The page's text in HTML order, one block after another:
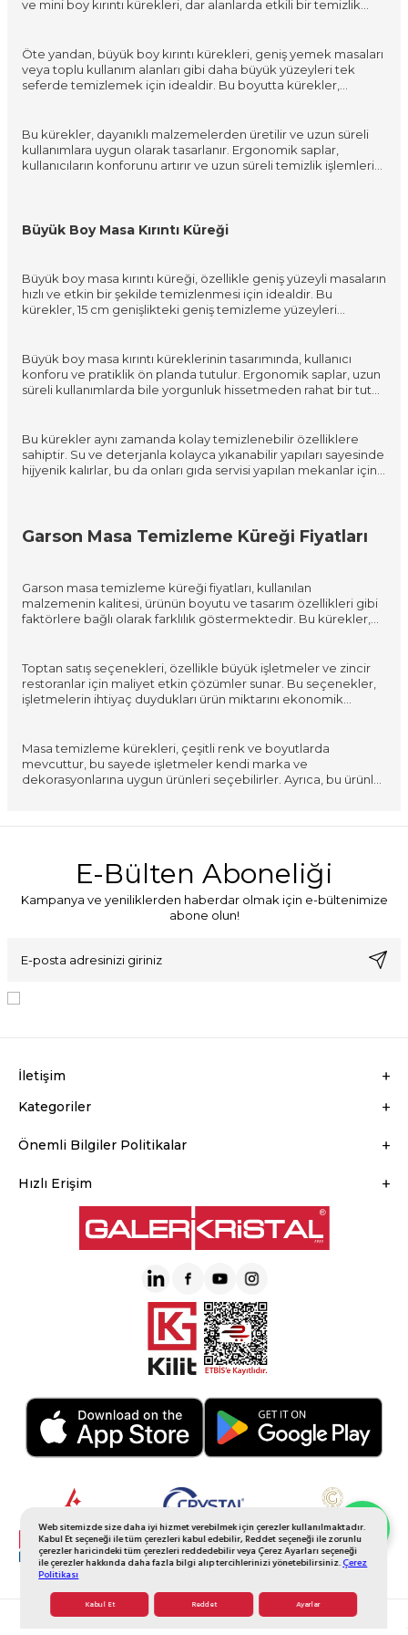
Web sitemizde size daha iyi hizmet verebilmek için çerezler kullanılmaktadır.
Kabul Et seçeneği ile tüm çerezleri kabul edebilir, Reddet seçeneği ile zorunlu
çerezler haricindeki tüm çerezleri reddedebilir veya Çerez Ayarları seçeneği
ile çerezler hakkında daha fazla bilgi alıp tercihlerinizi yönetebilirsiniz.Çerez
Politikası
Kabul Et Reddet Ayarlar
ve mini boy kırıntı kürekleri, dar alanlarda etkili bir temizlik
mükemmeldir, çünkü dar masalar arasında kolayca manevra
yapılmasına olanak tanır ve hızlı bir şekilde temizlik yapılmasını
sağlar.
Öte yandan, büyük boy kırıntı kürekleri, geniş yemek masaları
veya toplu kullanım alanları gibi daha büyük yüzeyleri tek
seferde temizlemek için idealdir. Bu boyutta kürekler,
büyük masaları tek geçişte temizleyerek zaman ve emek
tasarrufu sağlar.
Bu kürekler, dayanıklı malzemelerden üretilir ve uzun süreli
kullanımlara uygun olarak tasarlanır. Ergonomik saplar,
kullanıcıların konforunu artırır ve uzun süreli temizlik işlemleri
kullanılabilir. Tüm bu özellikler, kırıntı küreklerini horeca
Büyük Boy Masa Kırıntı Küreği
Büyük boy masa kırıntı küreği, özellikle geniş yüzeyli masaların
hızlı ve etkin bir şekilde temizlenmesi için idealdir. Bu
kürekler, 15 cm genişlikteki geniş temizleme yüzeyleri
malzemelerle üretilen bu ürünler, zorlu kullanım koşullarına
dayanıklıdır ve uzun ömürlü bir kullanım sunar.
Büyük boy masa kırıntı küreklerinin tasarımında, kullanıcı
konforu ve pratiklik ön planda tutulur. Ergonomik saplar, uzun
süreli kullanımlarda bile yorgunluk hissetmeden rahat bir tutuş
masaların üzerinde hızlı ve etkili bir şekilde hareket ettirilebilir.
Bu kürekler aynı zamanda kolay temizlenebilir özelliklere
sahiptir. Su ve deterjanla kolayca yıkanabilir yapıları sayesinde
hijyenik kalırlar, bu da onları gıda servisi yapılan mekanlar için
sektöründe temizlik gereksinimlerini karşılamak için
Garson Masa Temizleme Küreği Fiyatları
Garson masa temizleme küreği fiyatları, kullanılan
malzemenin kalitesi, ürünün boyutu ve tasarım özellikleri gibi
faktörlere bağlı olarak farklılık göstermektedir. Bu kürekler,
sektöründe uzun süreli ve zorlu kullanımlar için uygun kılar.
Ergonomik tasarımı ve hafif yapıları, kullanıcıların rahatlığını ve
verimliliğini artırır.
Toptan satış seçenekleri, özellikle büyük işletmeler ve zincir
restoranlar için maliyet etkin çözümler sunar. Bu seçenekler,
işletmelerin ihtiyaç duydukları ürün miktarını ekonomik
noktalarında sunulan ürünler, her bütçeye uygun çözümler
içerir; bu da işletmelerin ihtiyaçlarına ve finansal olanaklarına
göre en uygun ürünü bulmalarına yardımcı olur.
Masa temizleme kürekleri, çeşitli renk ve boyutlarda
mevcuttur, bu sayede işletmeler kendi marka ve
dekorasyonlarına uygun ürünleri seçebilirler. Ayrıca, bu ürünler
E-Bülten Aboneliği
Kampanya ve yeniliklerden haberdar olmak için e-bültenimize
abone olun!
İletişim
Kategoriler
Önemli Bilgiler Politikalar
Hızlı Erişim
© 2026 Tüm Hakkı Saklıdır. Galerikristal.com.tr
Whatsapp Sipariş